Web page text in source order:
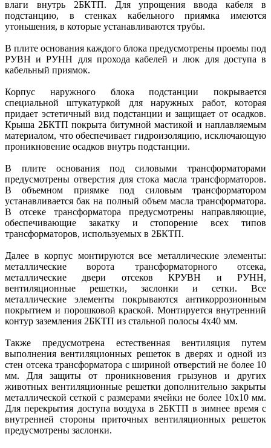
влаги внутрь 2БКТП. Для упрощения ввода кабеля в
подстанцию, в стенках кабельного приямка имеются
утоньшения, в которые устанавливаются трубы.
В плите основания каждого блока предусмотрены проемы под
РУВН и РУНН для прохода кабелей и люк для доступа в
кабельный приямок.
Корпус наружного блока подстанции покрывается
специальной штукатуркой для наружных работ, которая
придает эстетичный вид подстанции и защищает от осадков.
Крыша 2БКТП покрыта битумной мастикой и наплавляемым
материалом, что обеспечивает гидроизоляцию, исключающую
проникновение осадков внутрь подстанции.
В плите основания под силовыми трансформаторами
предусмотрены отверстия для стока масла трансформаторов.
В объемном приямке под силовым трансформатором
устанавливается бак на полный объем масла трансформатора.
В отсеке трансформатора предусмотрены направляющие,
обеспечивающие закатку и стопорение всех типов
трансформаторов, используемых в 2БКТП.
Далее в корпус монтируются все металлические элементы:
металлические ворота трансформаторного отсека,
металлические двери отсеков КРУВН и РУНН,
вентиляционные решетки, заслонки и сетки. Все
металлические элементы покрываются антикоррозионным
покрытием и порошковой краской. Монтируется внутренний
контур заземления 2БКТП из стальной полосы 4х40 мм.
Также предусмотрена естественная вентиляция путем
выполнения вентиляционных решеток в дверях и одной из
стен отсека трансформатора с шириной отверстий не более 10
мм. Для защиты от проникновения грызунов и других
животных вентиляционные решетки дополнительно закрыты
металлической сеткой с размерами ячейки не более 10х10 мм.
Для перекрытия доступа воздуха в 2БКТП в зимнее время с
внутренней стороны приточных вентиляционных решеток
предусмотрены заслонки.